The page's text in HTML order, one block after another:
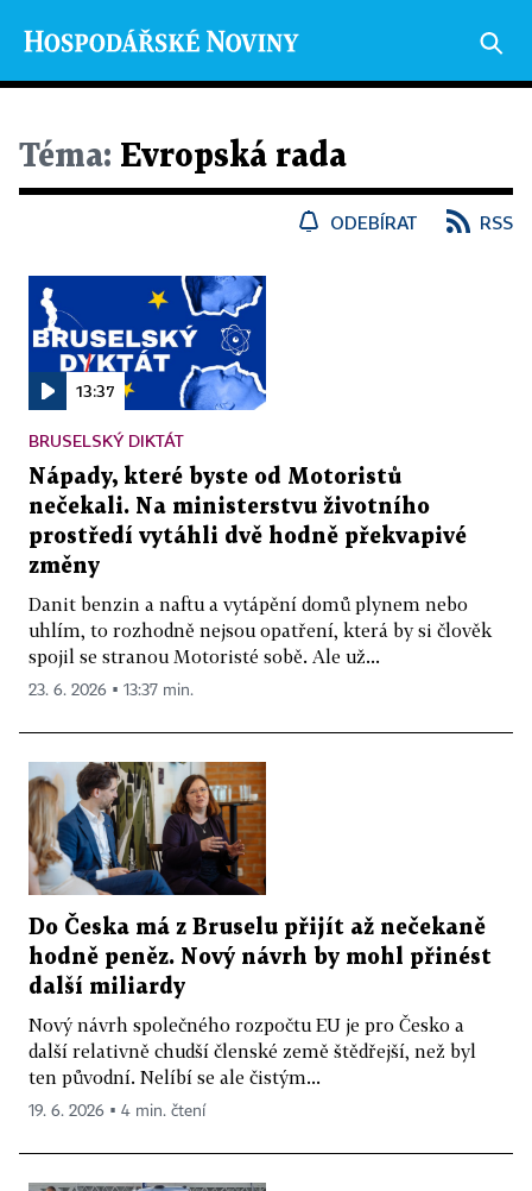
Téma: Evropská rada
ODEBÍRAT RSS
13:37
BRUSELSKÝ DIKTÁT
Nápady, které byste od Motoristů
nečekali. Na ministerstvu životního
prostředí vytáhli dvě hodně překvapivé
změny
Danit benzin a naftu a vytápění domů plynem nebo
uhlím, to rozhodně nejsou opatření, která by si člověk
spojil se stranou Motoristé sobě. Ale už...
23. 6. 2026 ▪ 13:37 min.
Do Česka má z Bruselu přijít až nečekaně
hodně peněz. Nový návrh by mohl přinést
další miliardy
Nový návrh společného rozpočtu EU je pro Česko a
další relativně chudší členské země štědřejší, než byl
ten původní. Nelíbí se ale čistým...
19. 6. 2026 ▪ 4 min. čtení